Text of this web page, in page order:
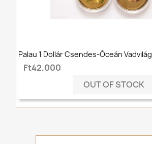
Palau 1 Dollár Csendes-Óceán
Ft42,000
OUT OF STOCK